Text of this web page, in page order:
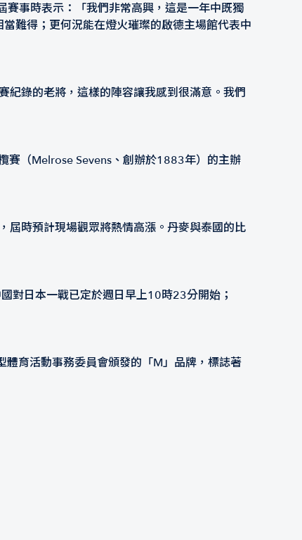
事時表示：「我們非常高興，這是一年中既獨
難得；更何況能在燈火璀璨的啟德主場館代表中
紀錄的老將，這樣的陣容讓我感到很滿意。我們
賽（Melrose Sevens、創辦於1883年）的主辦
時預計現場觀眾將熱情高漲。丹麥與泰國的比
對日本一戰已定於週日早上10時23分開始；
育活動事務委員會頒發的「M」品牌，標誌著